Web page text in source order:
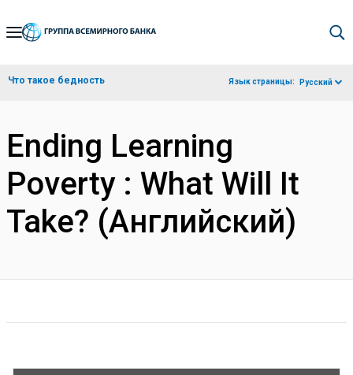
Skip
Navigation
Что такое бедность Язык страницы: Русский
Ending Learning
Poverty : What Will It
Take? (Английский)